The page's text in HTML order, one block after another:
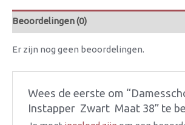
Beoordelingen (0)
Er zijn nog geen beoordelingen.
Wees de eerste om
Instapper  Zwart  Maat 38” te